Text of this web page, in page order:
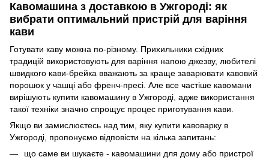
Кавомашина з доставкою в Ужгороді: як
вибрати оптимальний пристрій для варіння
кави
Готувати каву можна по-різному. Прихильники східних
традицій використовують для варіння напою джезву, любителі
швидкого кави-брейка вважають за краще заварювати кавовий
порошок у чашці або френч-пресі. Але все частіше кавомани
вирішують купити кавомашину в Ужгороді, адже використання
такої техніки значно спрощує процес приготування кави.
Якщо ви замислюєтесь над тим, яку купити кавоварку в
Ужгороді, пропонуємо відповісти на кілька запитань:
що саме ви шукаєте - кавомашини для дому або пристрої